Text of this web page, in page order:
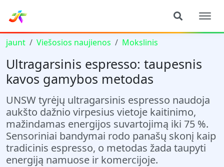
jaunt Viešosios naujienos Mokslinis
Ultragarsinis espresso: taupesnis
kavos gamybos metodas
UNSW tyrėjų ultragarsinis espresso naudoja
aukšto dažnio virpesius vietoje kaitinimo,
mažindamas energijos suvartojimą iki 75 %.
Sensoriniai bandymai rodo panašų skonį kaip
tradicinis espresso, o metodas žada taupyti
energiją namuose ir komercijoje.